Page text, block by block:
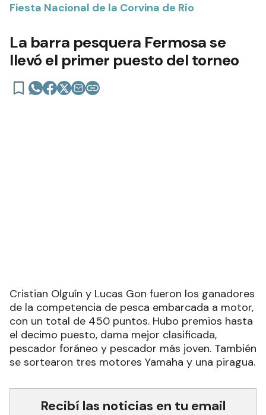
Fiesta Nacional de la Corvina de Río
La barra pesquera Fermosa se
llevó el primer puesto del torneo